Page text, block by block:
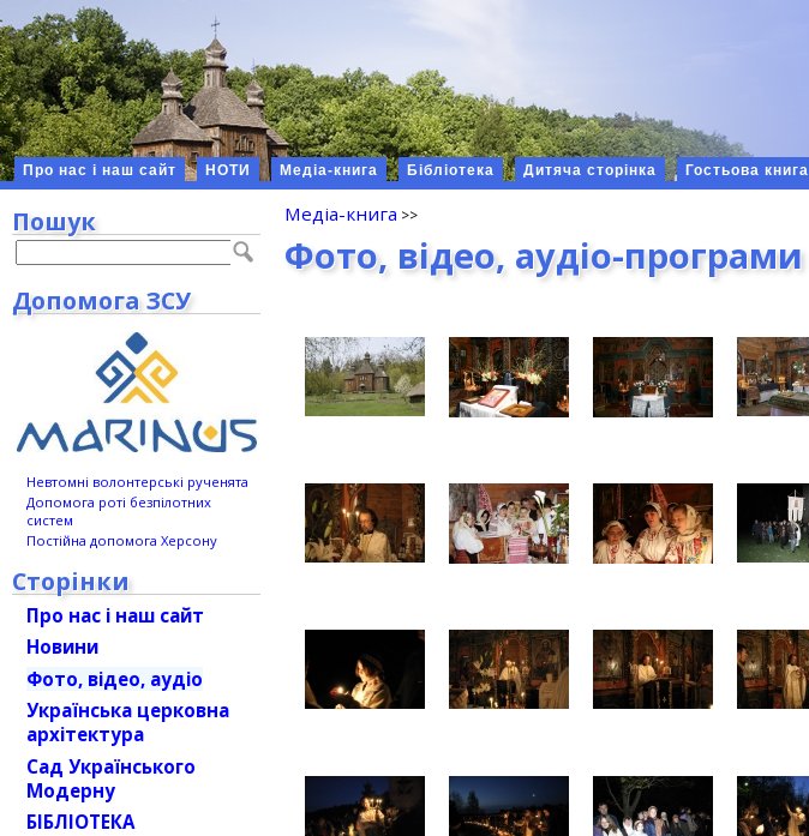
Про нас і наш сайт НОТИ Медіа-книга Бібліотека Дитяча сторінка Гостьова книга
Медіа-книга
Фото, відео, аудіо-програми
Пошук
Допомога ЗСУ
Невтомні волонтерські рученята
Допомога роті безпілотних
систем
Постійна допомога Херсону
Сторінки
Про нас і наш сайт
Новини
Фото, відео, аудіо
Українська церковна
архітектура
Сад Українського
Модерну
БІБЛІОТЕКА